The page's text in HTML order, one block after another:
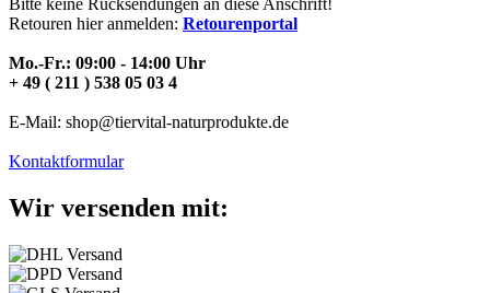
Bitte keine Rücksendungen an diese Anschrift!
Retouren hier anmelden: Retourenportal
Mo.-Fr.: 09:00 - 14:00 Uhr
+ 49 ( 211 ) 538 05 03 4
E-Mail: shop@tiervital-naturprodukte.de
Kontaktformular
Wir versenden mit: